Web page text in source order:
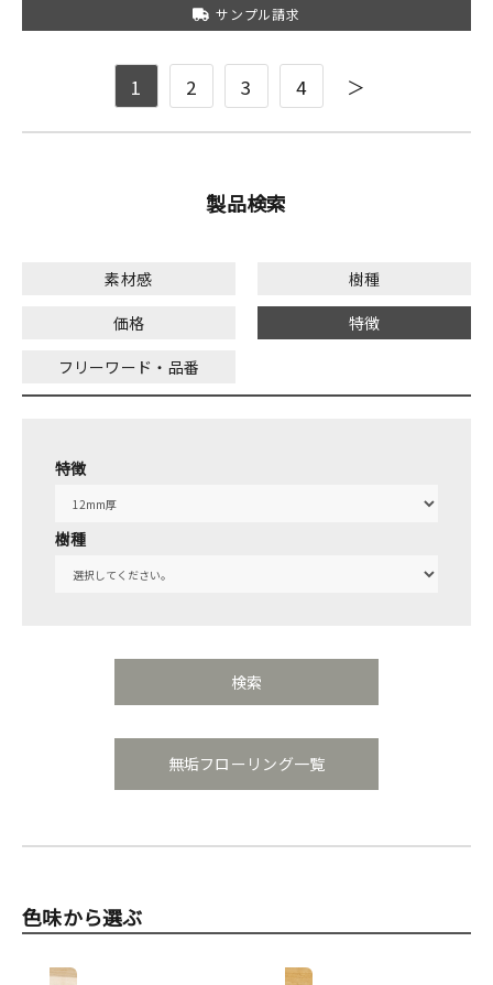
サンプル請求
1 2 3 4 ＞
製品検索
素材感
樹種
価格
特徴
フリーワード・品番
特徴
樹種
無垢フローリング一覧
色味から選ぶ